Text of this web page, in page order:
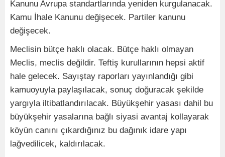
Kanunu Avrupa standartlarında yeniden kurgulanacak.
Kamu İhale Kanunu değişecek. Partiler kanunu
değişecek.
Meclisin bütçe haklı olacak. Bütçe haklı olmayan
Meclis, meclis değildir. Teftiş kurullarının hepsi aktif
hale gelecek. Sayıştay raporları yayınlandığı gibi
kamuoyuyla paylaşılacak, sonuç doğuracak şekilde
yargıyla iltibatlandırılacak. Büyükşehir yasası dahil bu
büyükşehir yasalarına bağlı siyasi avantaj kollayarak
köyün canını çıkardığınız bu dağınık idare yapı
lağvedilicek, kaldırılacak.